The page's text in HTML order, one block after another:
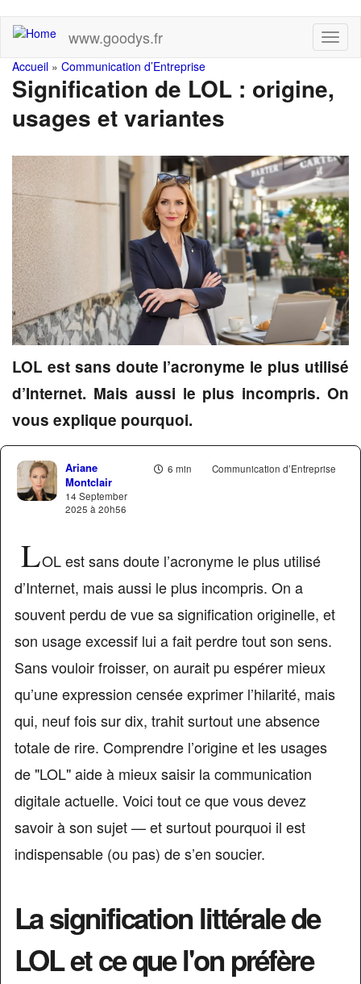
Skip
main
content
www.goodys.fr
You
are
here
Accueil » Communication d’Entreprise
Signification de LOL : origine,
usages et variantes
LOL est sans doute l’acronyme le plus utilisé
d’Internet. Mais aussi le plus incompris. On
vous explique pourquoi.
6 min Communication d’Entreprise
Ariane
Montclair
14 September
2025 à 20h56
LOL est sans doute l’acronyme le plus utilisé
d’Internet, mais aussi le plus incompris. On a
souvent perdu de vue sa signification originelle, et
son usage excessif lui a fait perdre tout son sens.
Sans vouloir froisser, on aurait pu espérer mieux
qu’une expression censée exprimer l’hilarité, mais
qui, neuf fois sur dix, trahit surtout une absence
totale de rire. Comprendre l’origine et les usages
de "LOL" aide à mieux saisir la communication
digitale actuelle. Voici tout ce que vous devez
savoir à son sujet — et surtout pourquoi il est
indispensable (ou pas) de s’en soucier.
La signification littérale de
LOL et ce que l'on préfère